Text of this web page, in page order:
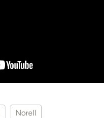
Norell